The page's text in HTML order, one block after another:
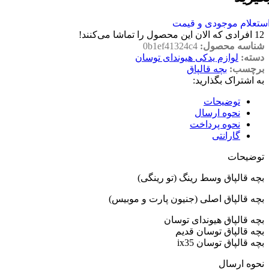
موجودی و قیمت
12 افرادی که الان این محصول را تماشا می‌کنند!
شناسه محصول: 0b1ef41324c4
دسته: لوازم یدکی هیوندای توسان
برچسب: بچه قالپاق
به اشتراک بگذارید:
توضیحات
نحوه ارسال
نحوه پرداخت
گارانتی
توضیحات
بچه قالپاق وسط رینگ (تو رینگی)
بچه قالپاق اصلی (جنیون پارت و موبیس)
بچه قالپاق هیوندای توسان
بچه قالپاق توسان قدیم
بچه قالپاق توسان ix35
نحوه ارسال